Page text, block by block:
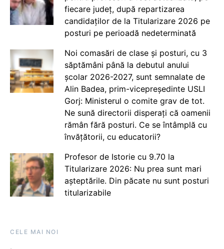
fiecare județ, după repartizarea
candidaților de la Titularizare 2026 pe
posturi pe perioadă nedeterminată
Noi comasări de clase și posturi, cu 3
săptămâni până la debutul anului
școlar 2026-2027, sunt semnalate de
Alin Badea, prim-vicepreședinte USLI
Gorj: Ministerul o comite grav de tot.
Ne sună directorii disperați că oamenii
rămân fără posturi. Ce se întâmplă cu
învățătorii, cu educatorii?
Profesor de Istorie cu 9.70 la
Titularizare 2026: Nu prea sunt mari
așteptările. Din păcate nu sunt posturi
titularizabile
CELE MAI NOI